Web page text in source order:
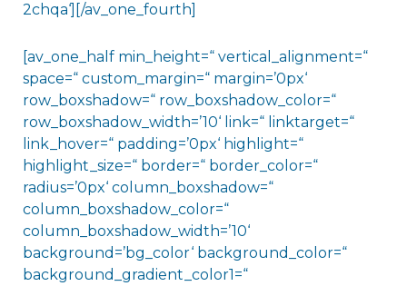
2chqa‘][/av_one_fourth]
[av_one_half min_height=“ vertical_alignment=“
space=“ custom_margin=“ margin=’0px‘
row_boxshadow=“ row_boxshadow_color=“
row_boxshadow_width=’10‘ link=“ linktarget=“
link_hover=“ padding=’0px‘ highlight=“
highlight_size=“ border=“ border_color=“
radius=’0px‘ column_boxshadow=“
column_boxshadow_color=“
column_boxshadow_width=’10‘
background=’bg_color‘ background_color=“
background_gradient_color1=“